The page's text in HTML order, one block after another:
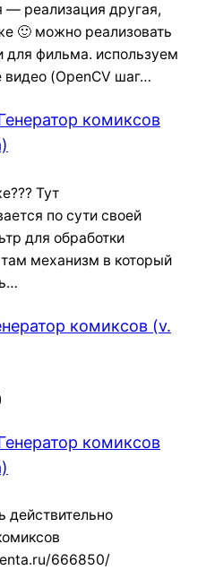
— реализация другая,
🙂 можно реализовать
для фильма. используем
видео (OpenCV шаг…
комиксов
Тут
по сути своей
для обработки
там механизм в который
комиксов (v.
комиксов
действительно
666850/